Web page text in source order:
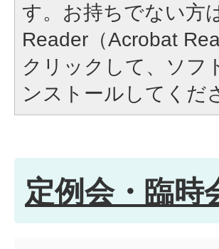
す。お持ちでない方
Reader（Acrobat
クリックして、ソフ
ンストールしてくだ
定例会・臨時